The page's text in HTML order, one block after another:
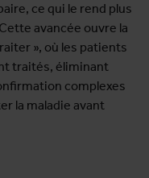
ce qui le rend plus
avancée ouvre la
», où les patients
traités, éliminant
complexes
la maladie avant